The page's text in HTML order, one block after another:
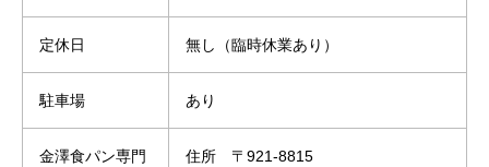
定休日 無し（臨時休業あり）
駐車場 あり
金澤食パン専門
住所 〒921-8815